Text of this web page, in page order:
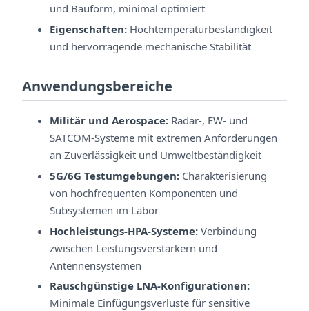
und Bauform, minimal optimiert
Eigenschaften: Hochtemperaturbeständigkeit
und hervorragende mechanische Stabilität
Anwendungsbereiche
Militär und Aerospace: Radar-, EW- und
SATCOM-Systeme mit extremen Anforderungen
an Zuverlässigkeit und Umweltbeständigkeit
5G/6G Testumgebungen: Charakterisierung
von hochfrequenten Komponenten und
Subsystemen im Labor
Hochleistungs-HPA-Systeme: Verbindung
zwischen Leistungsverstärkern und
Antennensystemen
Rauschgünstige LNA-Konfigurationen:
Minimale Einfügungsverluste für sensitive